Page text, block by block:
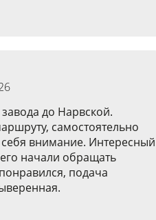
до Нарвской.
самостоятельно
внимание. Интересный
начали обращать
подача